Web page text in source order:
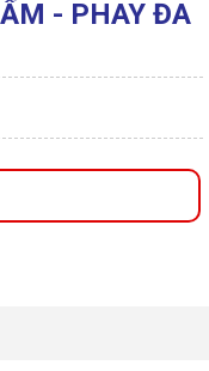
- PHAY ĐA